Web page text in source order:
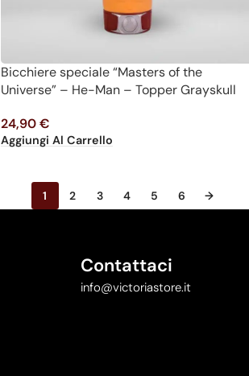
Bicchiere speciale “Masters of the
Universe” – He-Man – Topper Grayskull
24,90€
Aggiungi Al Carrello
1 2 3 4 5 6 →
Contattaci
info@victoriastore.it